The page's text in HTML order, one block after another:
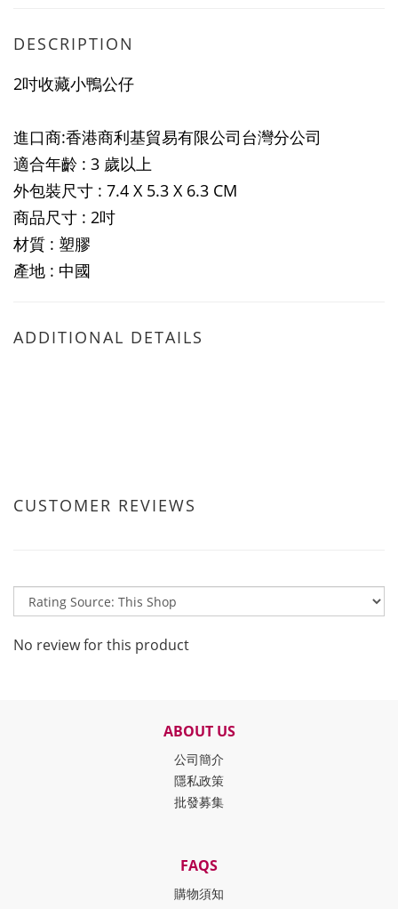
DESCRIPTION
2吋收藏小鴨公仔
進口商:香港商利基貿易有限公司台灣分公司
適合年齡 : 3 歲以上
外包裝尺寸 : 7.4 X 5.3 X 6.3 CM
商品尺寸 : 2吋
材質 : 塑膠
產地 : 中國
ADDITIONAL DETAILS
CUSTOMER REVIEWS
No review for this product
ABOUT US
公司簡介
隱私政策
批發募集
FAQS
購物須知